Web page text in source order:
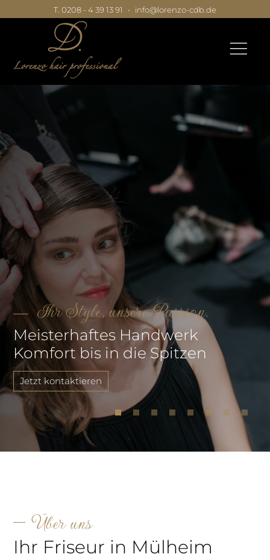
|
|
|
T. 0208 - 4 39 13 91 • info@lorenzo-cdb.de
Ihr Style, unsere Passion.
Meisterhaftes Handwerk
Komfort bis in die Spitzen
Jetzt kontaktieren
Über uns
Ihr Friseur in Mülheim